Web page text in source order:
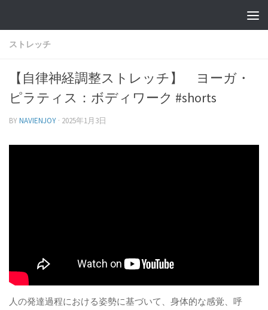
ストレッチ
【自律神経調整ストレッチ】 ヨーガ・
ピラティス：ボディワーク #shorts
BYNAVIENJOY · 2025年1月3日
人の発達過程における姿勢に基づいて、身体的な感覚、呼